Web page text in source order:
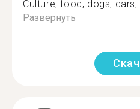
Culture, food, dogs,
Развернуть